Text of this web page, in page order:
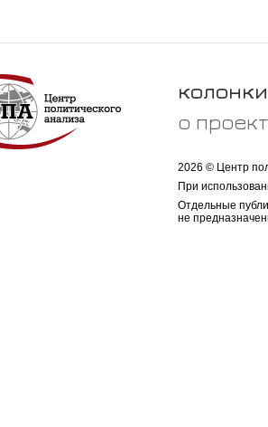
колонки
о
2026 © Центр
При
Отдельные
не